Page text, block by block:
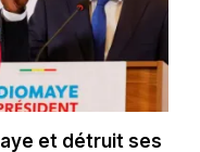
et détruit ses